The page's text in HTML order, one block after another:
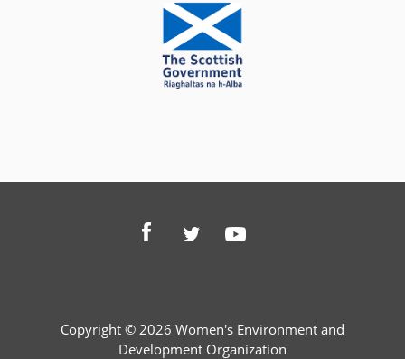
Copyright © 2026 Women's Environment and
Development Organization